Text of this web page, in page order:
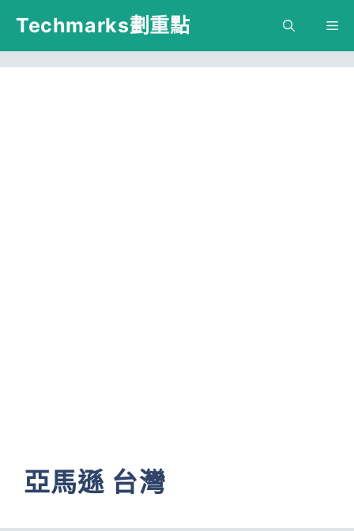
跳
主
Techmarks劃重點
亞馬遜 台灣